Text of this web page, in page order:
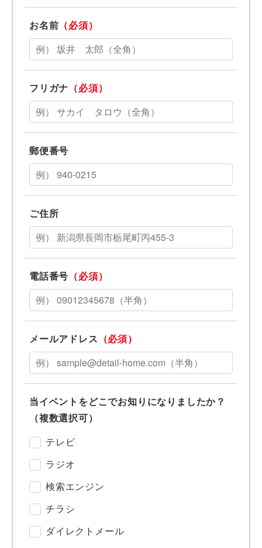
お名前 （必須）
フリガナ （必須）
郵便番号
ご住所
電話番号 （必須）
メールアドレス （必須）
当イベントをどこでお知りになりましたか？
（複数選択可）
テレビ
ラジオ
検索エンジン
チラシ
ダイレクトメール